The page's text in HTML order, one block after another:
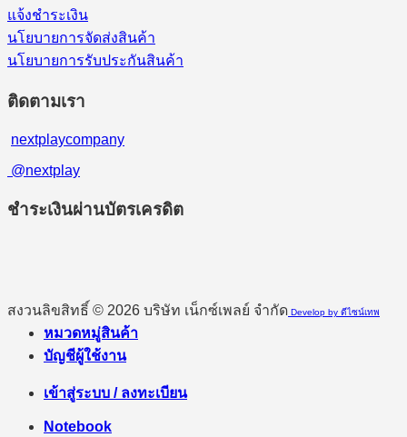
แจ้งชำระเงิน
นโยบายการจัดส่งสินค้า
นโยบายการรับประกันสินค้า
ติดตามเรา
nextplaycompany
@nextplay
ชำระเงินผ่านบัตรเครดิต
สงวนลิขสิทธิ์ © 2026 บริษัท เน็กซ์เพลย์ จำกัด Develop by ดีไซน์เทพ
หมวดหมู่สินค้า
บัญชีผู้ใช้งาน
เข้าสู่ระบบ / ลงทะเบียน
Notebook